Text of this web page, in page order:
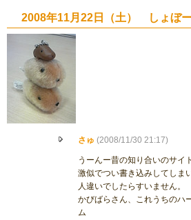
2008年11月22日（土） しょぼ
さゅ (2008/11/30 21:17)
うーんー昔の知り合いのサイ
激似でつい書き込みしてしま
人違いでしたらすいません。
かびばらさん、これうちのハ
ム